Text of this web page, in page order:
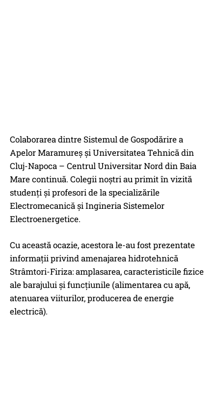
Colaborarea dintre Sistemul de Gospodărire a
Apelor Maramureș și Universitatea Tehnică din
Cluj-Napoca – Centrul Universitar Nord din Baia
Mare continuă. Colegii noștri au primit în vizită
studenți și profesori de la specializările
Electromecanică și Ingineria Sistemelor
Electroenergetice.
Cu această ocazie, acestora le-au fost prezentate
informații privind amenajarea hidrotehnică
Strâmtori-Firiza: amplasarea, caracteristicile fizice
ale barajului și funcțiunile (alimentarea cu apă,
atenuarea viiturilor, producerea de energie
electrică).